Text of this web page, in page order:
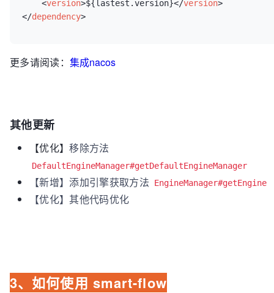
<version>${lastest.version}</version>
</dependency>
更多请阅读： 集成nacos
其他更新
【优化】移除方法
DefaultEngineManager#getDefaultEngineManager
【新增】添加引擎获取方法 EngineManager#getEngine
【优化】其他代码优化
3、如何使用 smart-flow